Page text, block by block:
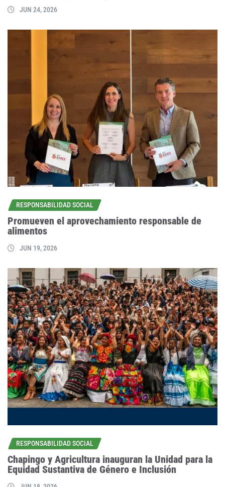
JUN 24, 2026
RESPONSABILIDAD SOCIAL
Promueven el aprovechamiento responsable de
alimentos
JUN 19, 2026
RESPONSABILIDAD SOCIAL
Chapingo y Agricultura inauguran la Unidad para la
Equidad Sustantiva de Género e Inclusión